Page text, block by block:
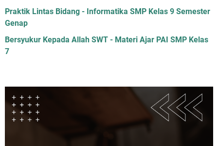
Praktik Lintas Bidang - Informatika SMP Kelas 9 Semester
Genap
Bersyukur Kepada Allah SWT - Materi Ajar PAI SMP Kelas
7